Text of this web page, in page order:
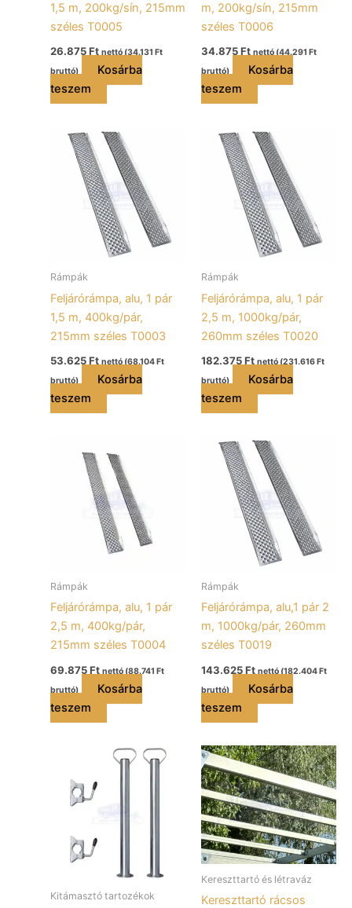
1,5 m, 200kg/sín, 215mm
széles T0005
26.875Ft nettó (34.131 Ft
bruttó)
Kosárba
teszem
m, 200kg/sín, 215mm
széles T0006
34.875Ft nettó (44.291 Ft
bruttó)
Kosárba
teszem
Rámpák
Feljárórámpa, alu, 1 pár
1,5 m, 400kg/pár,
215mm széles T0003
53.625Ft nettó (68.104Ft
bruttó)
Kosárba
teszem
Rámpák
Feljárórámpa, alu, 1 pár
2,5 m, 1000kg/pár,
260mm széles T0020
182.375Ft nettó (231.616Ft
bruttó)
Kosárba
teszem
Rámpák
Feljárórámpa, alu, 1 pár
2,5 m, 400kg/pár,
215mm széles T0004
69.875Ft nettó (88.741 Ft
bruttó)
Kosárba
teszem
Rámpák
Feljárórámpa, alu,1 pár 2
m, 1000kg/pár, 260mm
széles T0019
143.625Ft nettó (182.404Ft
bruttó)
Kosárba
teszem
Kitámasztó tartozékok
Kereszttartó és létraváz
Kereszttartó rácsos